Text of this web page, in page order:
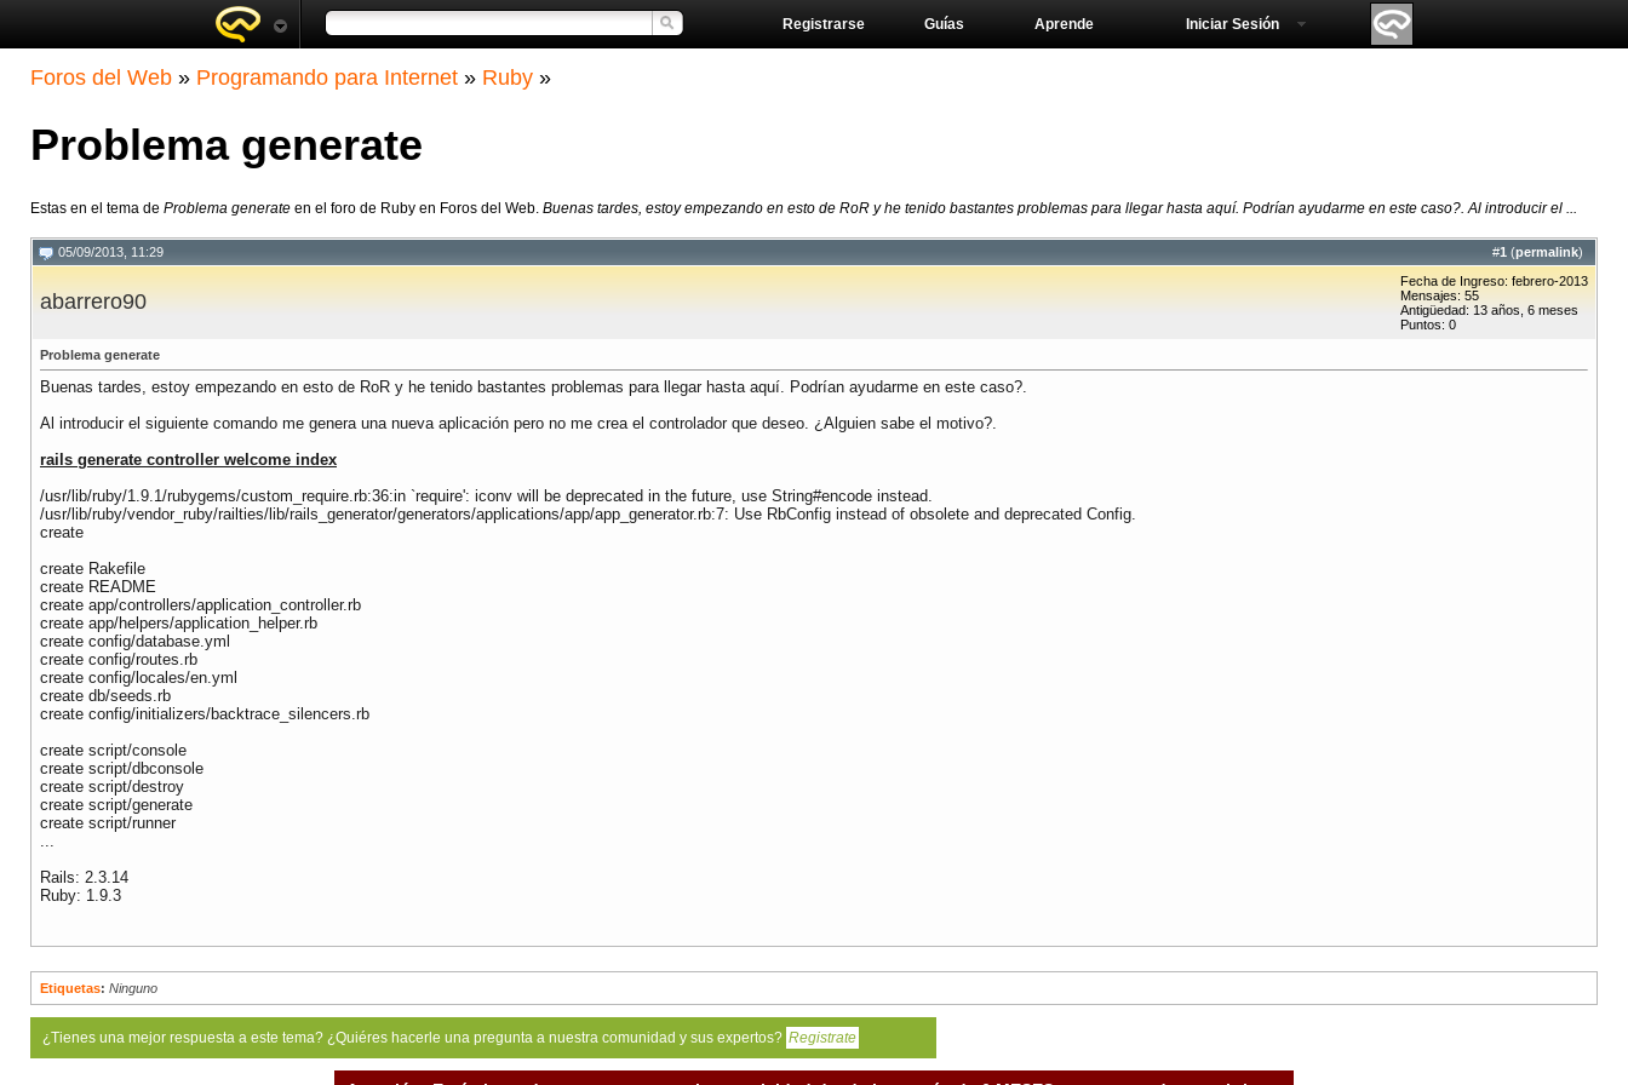
Aprende
Guías
Registrarse Iniciar Sesión
Foros del Web » Programando para Internet » Ruby »
Problema generate
Estas en el tema de Problema generate en el foro de Ruby en Foros del Web. Buenas tardes, estoy empezando en esto de RoR y he tenido bastantes problemas para llegar hasta aquí. Podrían ayudarme en este caso?. Al introducir el ...
#1 (permalink)
05/09/2013, 11:29
abarrero90
Fecha de Ingreso: febrero-2013
Mensajes: 55
Antigüedad: 13 años, 6 meses
Puntos: 0
Problema generate
Buenas tardes, estoy empezando en esto de RoR y he tenido bastantes problemas para llegar hasta aquí. Podrían ayudarme en este caso?.
Al introducir el siguiente comando me genera una nueva aplicación pero no me crea el controlador que deseo. ¿Alguien sabe el motivo?.
rails generate controller welcome index
/usr/lib/ruby/1.9.1/rubygems/custom_require.rb:36:in `require': iconv will be deprecated in the future, use String#encode instead.
/usr/lib/ruby/vendor_ruby/railties/lib/rails_generator/generators/applications/app/app_generator.rb:7: Use RbConfig instead of obsolete and deprecated Config.
create
create Rakefile
create README
create app/controllers/application_controller.rb
create app/helpers/application_helper.rb
create config/database.yml
create config/routes.rb
create config/locales/en.yml
create db/seeds.rb
create config/initializers/backtrace_silencers.rb
create script/console
create script/dbconsole
create script/destroy
create script/generate
create script/runner
...
Rails: 2.3.14
Ruby: 1.9.3
Etiquetas: Ninguno
¿Tienes una mejor respuesta a este tema? ¿Quiéres hacerle una pregunta a nuestra comunidad y sus expertos? Registrate